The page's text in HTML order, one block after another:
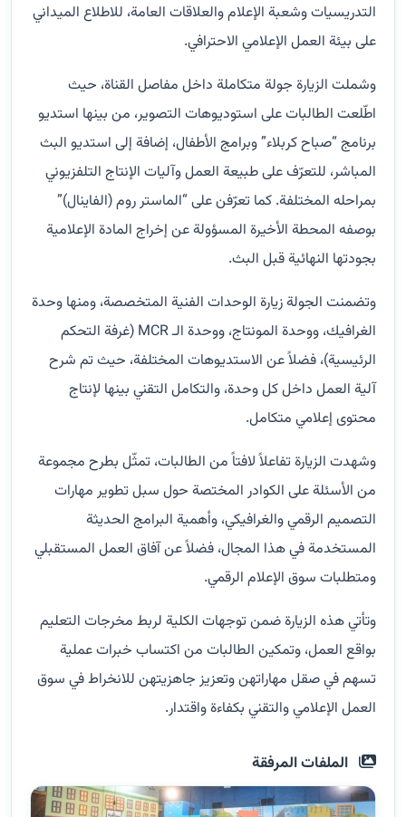
التدريسيات وشعبة الإعلام والعلاقات العامة، للاطلاع الميداني
على بيئة العمل الإعلامي الاحترافي.
وشملت الزيارة جولة متكاملة داخل مفاصل القناة، حيث
اطّلعت الطالبات على استوديوهات التصوير، من بينها استديو
برنامج “صباح كربلاء” وبرامج الأطفال، إضافة إلى استديو البث
المباشر، للتعرّف على طبيعة العمل وآليات الإنتاج التلفزيوني
بمراحله المختلفة. كما تعرّفن على “الماستر روم (الفاينال)”
بوصفه المحطة الأخيرة المسؤولة عن إخراج المادة الإعلامية
بجودتها النهائية قبل البث.
وتضمنت الجولة زيارة الوحدات الفنية المتخصصة، ومنها وحدة
الغرافيك، ووحدة المونتاج، ووحدة الـ MCR (غرفة التحكم
الرئيسية)، فضلاً عن الاستديوهات المختلفة، حيث تم شرح
آلية العمل داخل كل وحدة، والتكامل التقني بينها لإنتاج
محتوى إعلامي متكامل.
وشهدت الزيارة تفاعلاً لافتاً من الطالبات، تمثّل بطرح مجموعة
من الأسئلة على الكوادر المختصة حول سبل تطوير مهارات
التصميم الرقمي والغرافيكي، وأهمية البرامج الحديثة
المستخدمة في هذا المجال، فضلاً عن آفاق العمل المستقبلي
ومتطلبات سوق الإعلام الرقمي.
وتأتي هذه الزيارة ضمن توجهات الكلية لربط مخرجات التعليم
بواقع العمل، وتمكين الطالبات من اكتساب خبرات عملية
تسهم في صقل مهاراتهن وتعزيز جاهزيتهن للانخراط في سوق
العمل الإعلامي والتقني بكفاءة واقتدار.
الملفات المرفقة